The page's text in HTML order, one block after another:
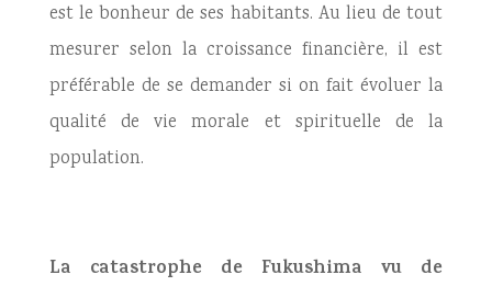
est le bonheur de ses habitants. Au lieu de tout
mesurer selon la croissance financière, il est
préférable de se demander si on fait évoluer la
qualité de vie morale et spirituelle de la
population.
La catastrophe de Fukushima vu de